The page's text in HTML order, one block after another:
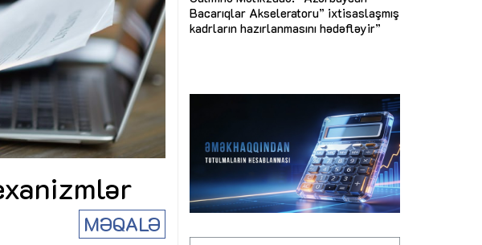
MƏQALƏ
Hüseynov: “Əsrin müqaviləsi”
iqtisadi suverenliyini
edən əsas dayaqlardandır”